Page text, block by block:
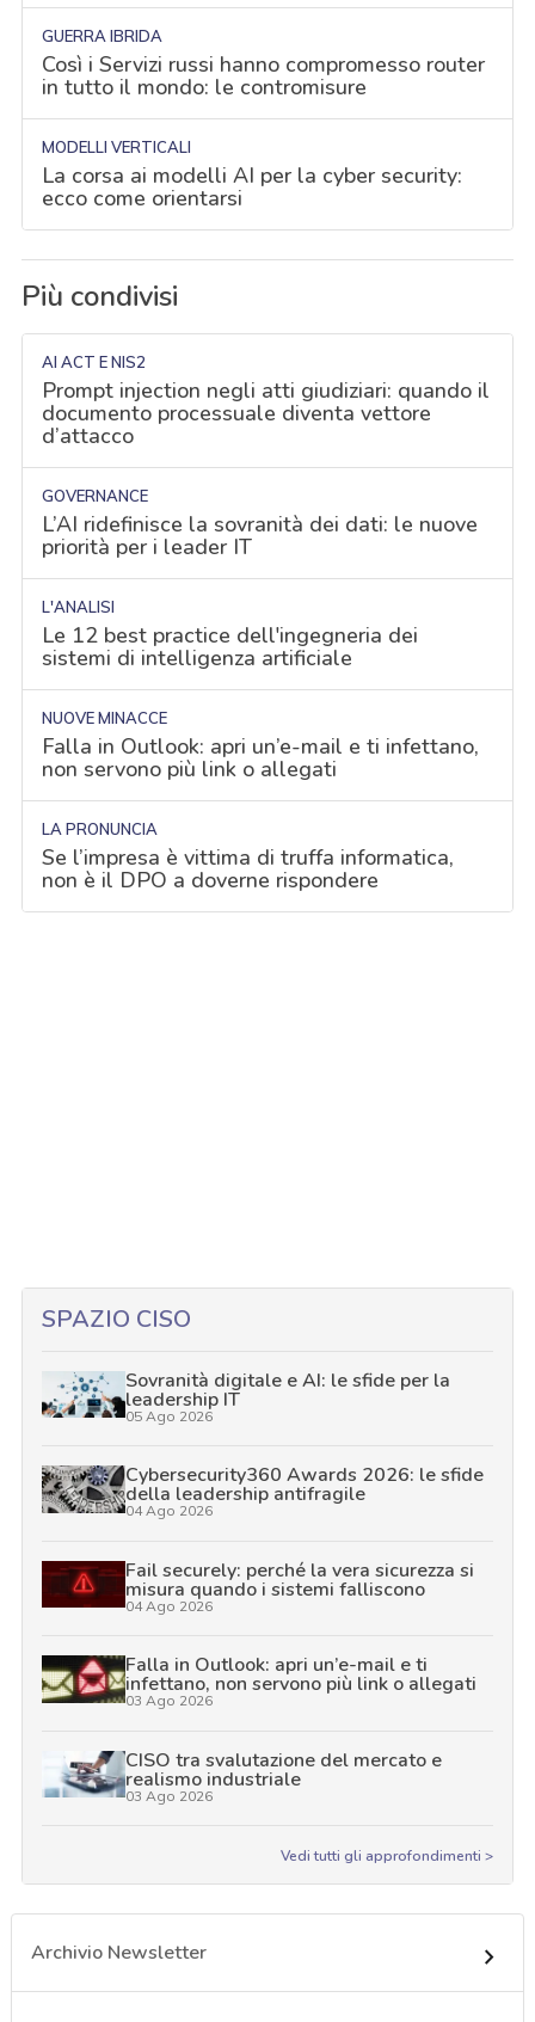
GUERRA IBRIDA
Così i Servizi russi hanno compromesso router
in tutto il mondo: le contromisure
MODELLI VERTICALI
La corsa ai modelli AI per la cyber security:
ecco come orientarsi
Più condivisi
AI ACT E NIS2
Prompt injection negli atti giudiziari: quando il
documento processuale diventa vettore
d’attacco
GOVERNANCE
L’AI ridefinisce la sovranità dei dati: le nuove
priorità per i leader IT
L'ANALISI
Le 12 best practice dell'ingegneria dei
sistemi di intelligenza artificiale
NUOVE MINACCE
Falla in Outlook: apri un’e-mail e ti infettano,
non servono più link o allegati
LA PRONUNCIA
Se l’impresa è vittima di truffa informatica,
non è il DPO a doverne rispondere
SPAZIO CISO
Sovranità digitale e AI: le sfide per la
leadership IT
05 Ago 2026
Cybersecurity360 Awards 2026: le sfide
della leadership antifragile
04 Ago 2026
Fail securely: perché la vera sicurezza si
misura quando i sistemi falliscono
04 Ago 2026
Falla in Outlook: apri un’e-mail e ti
infettano, non servono più link o allegati
03 Ago 2026
CISO tra svalutazione del mercato e
realismo industriale
03 Ago 2026
Vedi tutti gli approfondimenti >
Archivio Newsletter